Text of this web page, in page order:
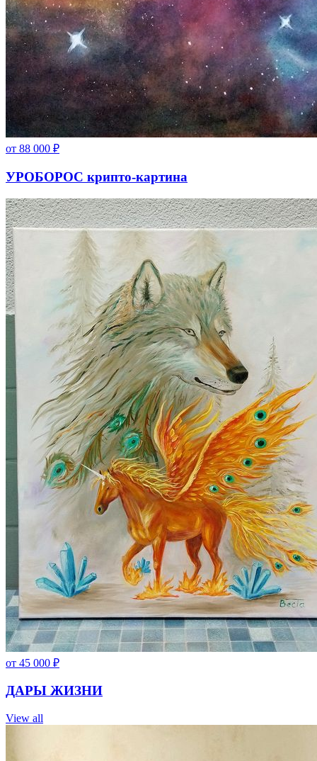
от 88 000 ₽
УРОБОРОС крипто-картина
от 45 000 ₽
ДАРЫ ЖИЗНИ
View all